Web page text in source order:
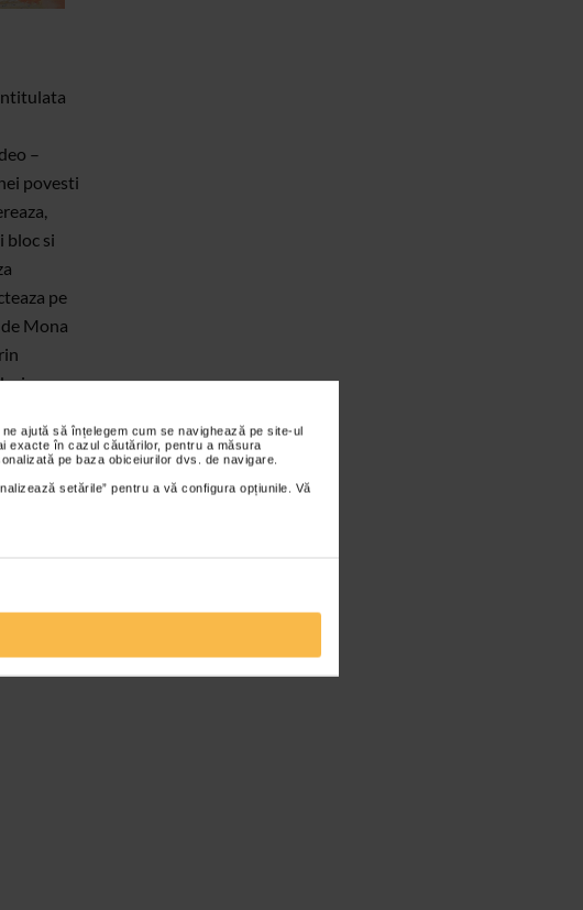
ajută să înțelegem cum se navighează pe site-ul
exacte în cazul căutărilor, pentru a măsura
pe baza obiceiurilor dvs. de navigare.
setările” pentru a vă configura opțiunile. Vă
–
povesti
bloc si
pe
Mona
s-a